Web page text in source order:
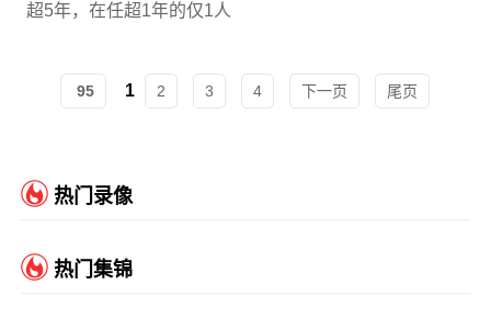
超5年，在任超1年的仅1人
95 1 2 3 4 下一页 尾页
热门录像
热门集锦